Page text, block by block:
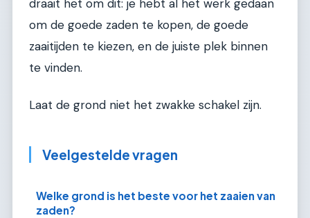
draait het om dit: je hebt al het werk gedaan
om de goede zaden te kopen, de goede
zaaitijden te kiezen, en de juiste plek binnen
te vinden.
Laat de grond niet het zwakke schakel zijn.
Veelgestelde vragen
Welke grond is het beste voor het zaaien van
zaden?